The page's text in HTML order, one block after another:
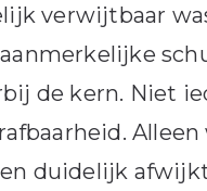
verwijtbaar
de kern. Niet
Alleen
duidelijk